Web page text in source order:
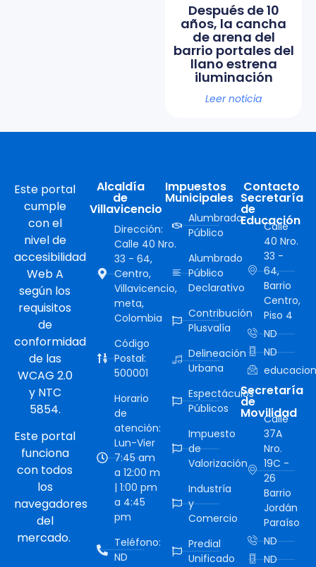
Después de 10
años, la cancha
de arena del
barrio portales del
llano estrena
iluminación
Leer noticia
Este portal
cumple
con el
nivel de
accesibilidad
Web A
según los
requisitos
de
conformidad
de las
WCAG 2.0
y NTC
5854.
Este portal
funciona
con todos
los
navegadores
del
mercado.
Alcaldía
de
Villavicencio
Dirección:
Calle 40 Nro.
33 - 64,
Centro,
Villavicencio,
meta,
Colombia
Código
Postal:
500001
Horario
de
atención:
Lun-Vier
7:45 am
a 12:00 m
| 1:00 pm
a 4:45
pm
Teléfono:
ND
Impuestos
Municipales
Alumbrado
Público
Alumbrado
Público
Declarativo
Contribución
Plusvalía
Delineación
Urbana
Espectáculos
Públicos
Impuesto
de
Valorización
Industría
y
Comercio
Predial
Unificado
Contacto
Secretaría
de
Educación
Calle
40 Nro.
33 -
64,
Barrio
Centro,
Piso 4
ND
ND
Secretaría
de
Movilidad
Calle
37A
Nro.
19C -
26
Barrio
Jordán
Paraíso
ND
ND